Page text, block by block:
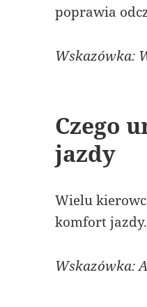
poprawia
Wskazówka:
Czego
jazdy
Wielu
komfort
Wskazówka: